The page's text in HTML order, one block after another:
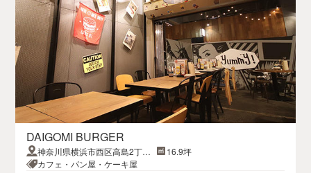
DAIGOMI BURGER
神奈川県横浜市西区高島2丁目
14−9 アソビル1階
16.9坪
カフェ・パン屋・ケーキ屋